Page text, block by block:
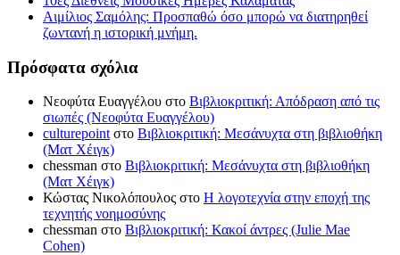
Αιμίλιος Σαμόλης: Προσπαθώ όσο μπορώ να διατηρηθεί
ζωντανή η ιστορική μνήμη.
Πρόσφατα σχόλια
Νεοφύτα Ευαγγέλου στο Βιβλιοκριτική: Απόδραση από τις
σιωπές (Νεοφύτα Ευαγγέλου)
culturepointστο Βιβλιοκριτική: Μεσάνυχτα στη βιβλιοθήκη
(Ματ Χέιγκ)
chessman στο Βιβλιοκριτική: Μεσάνυχτα στη βιβλιοθήκη
(Ματ Χέιγκ)
Κώστας Νικολόπουλος στο Η λογοτεχνία στην εποχή της
τεχνητής νοημοσύνης
chessman στο Βιβλιοκριτική: Κακοί άντρες (Julie Mae
Cohen)